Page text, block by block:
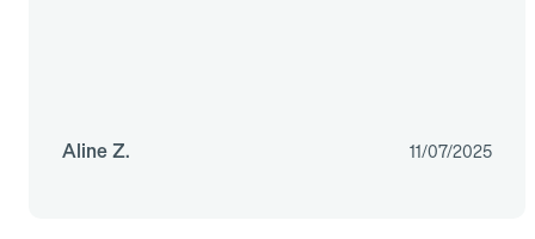
Aline Z. 11/07/2025